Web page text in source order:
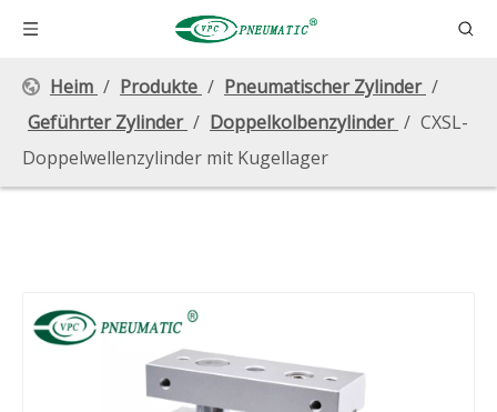
Heim / Produkte / Pneumatischer Zylinder /
Geführter Zylinder / Doppelkolbenzylinder / CXSL-
Doppelwellenzylinder mit Kugellager